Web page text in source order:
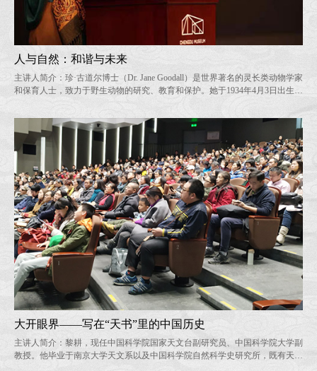
人与自然：和谐与未来
主讲人简介：珍·古道尔博士（Dr. Jane Goodall）是世界著名的灵长类动物学家
和保育人士，致力于野生动物的研究、教育和保护。她于1934年4月3日出生于
对黑猩猩的密切观察，发现野外黑猩猩能制作并使用工具，这一发现重新定义
了人与动物之间的关系。她被授予联合国和平大使、大英帝国高级女爵士等称
号，是珍·古道尔研究会的创...
大开眼界——写在“天书”里的中国历史
主讲人简介：黎耕，现任中国科学院国家天文台副研究员、中国科学院大学副
教授。他毕业于南京大学天文系以及中国科学院自然科学史研究所，既有天文